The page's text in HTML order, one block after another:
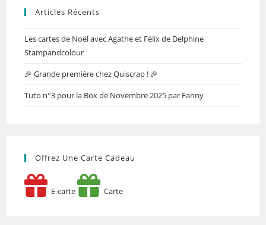
Articles Récents
Les cartes de Noël avec Agathe et Félix de Delphine
Stampandcolour
🎉 Grande première chez Quiscrap ! 🎉
Tuto n°3 pour la Box de Novembre 2025 par Fanny
Offrez Une Carte Cadeau
E-carte Carte